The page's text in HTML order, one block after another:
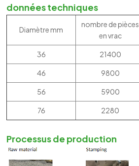
données techniques
Diamètre mm
nombre de pièces
en vrac
36 21400
46 9800
56 5900
76 2280
Processus de production